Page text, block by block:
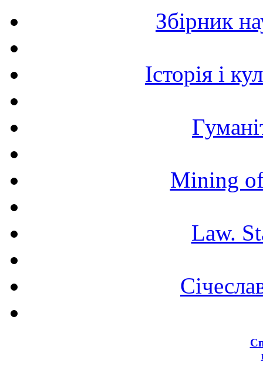
Збірник
Історія і
Mining
Law.